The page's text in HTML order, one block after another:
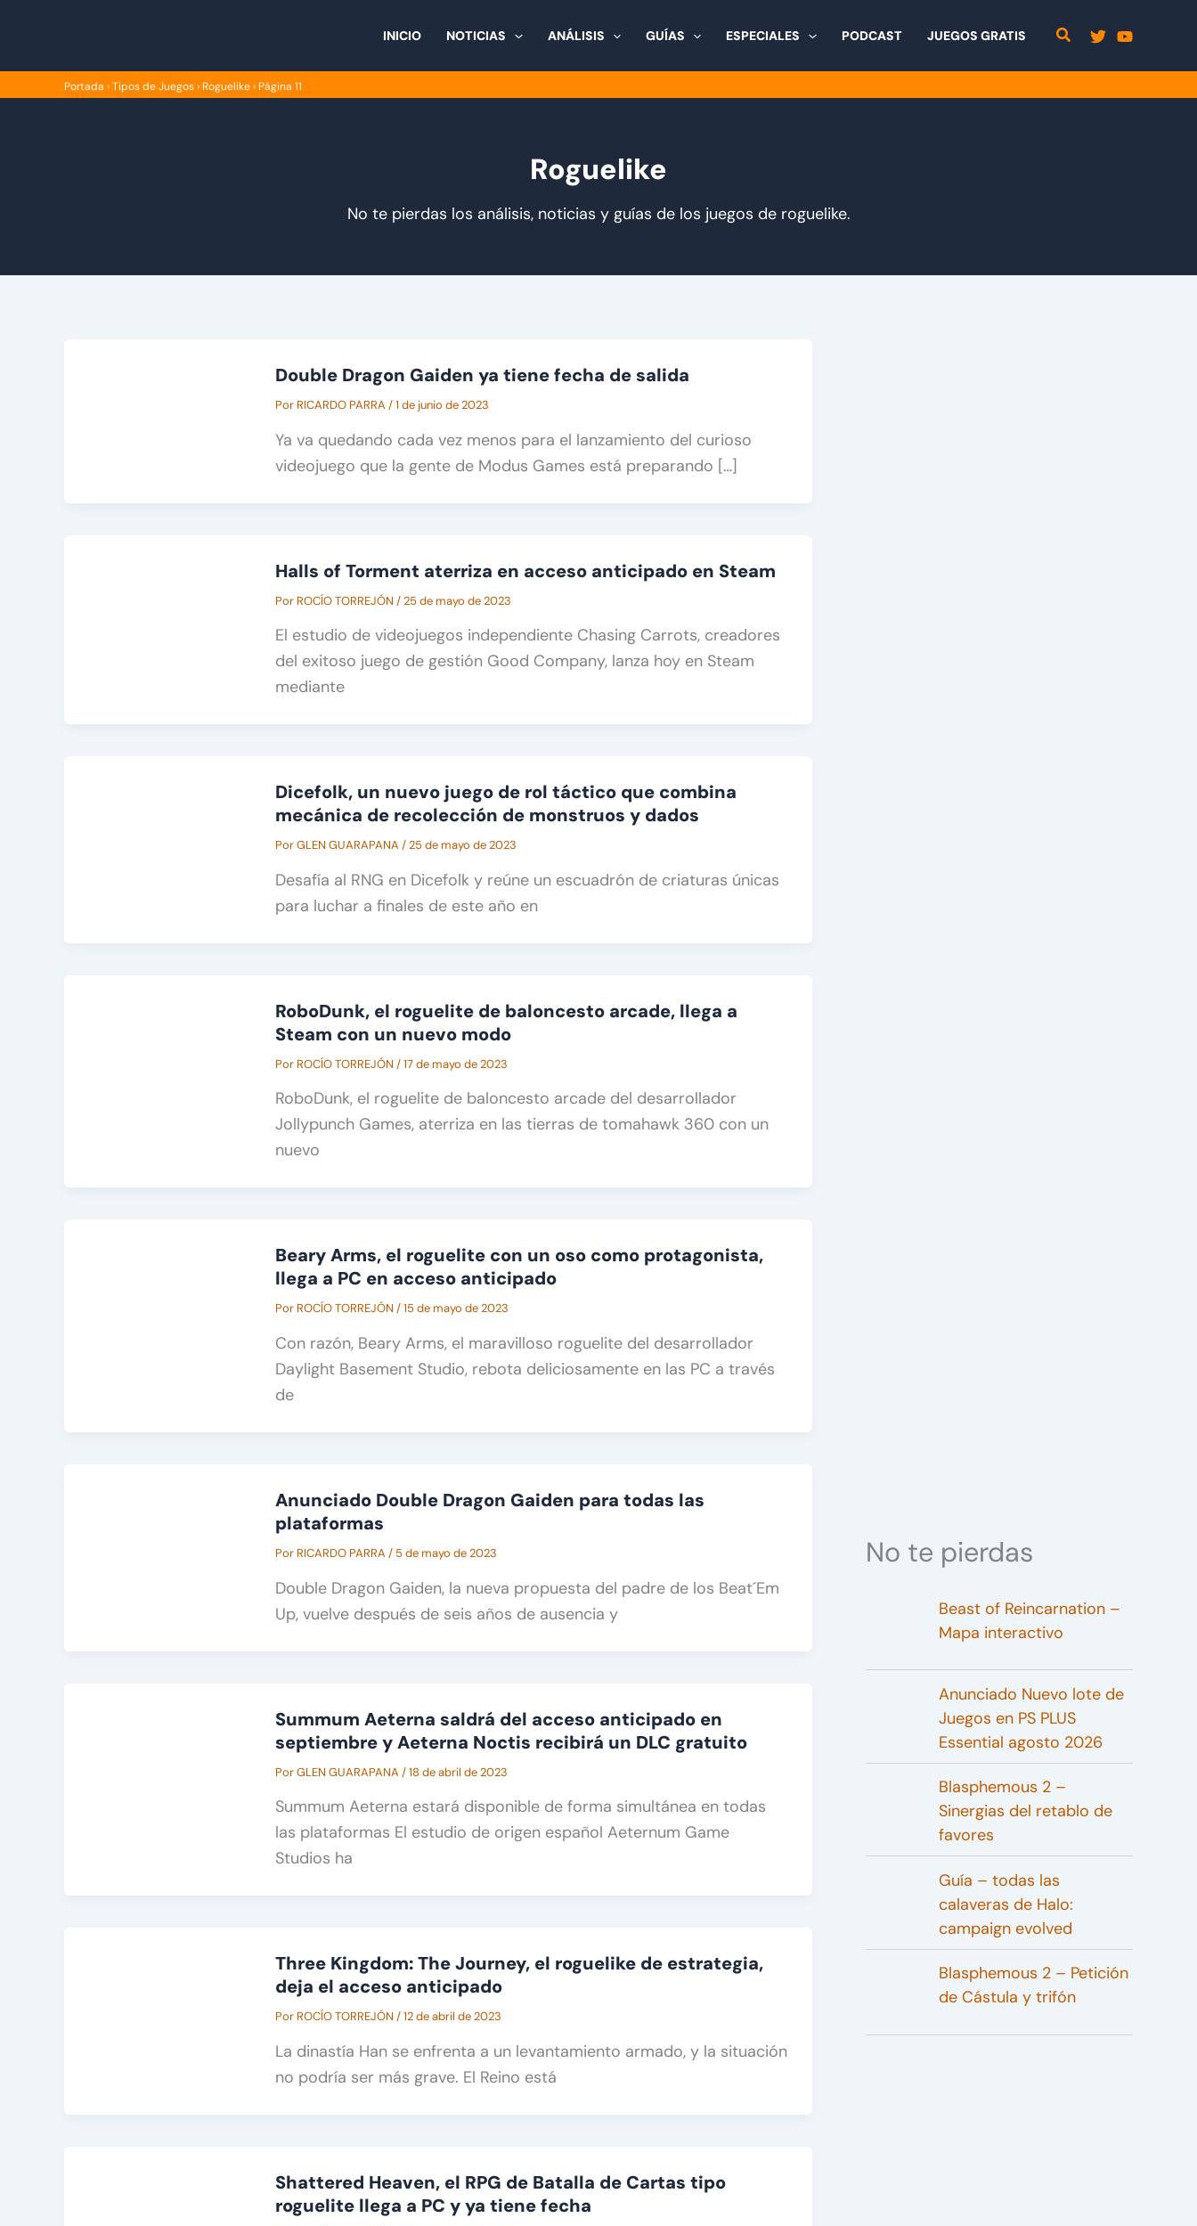
INICIO NOTICIAS ANÁLISIS GUÍAS ESPECIALES PODCAST JUEGOS GRATIS
Portada ›Tipos de Juegos›Roguelike›Página 11
Roguelike
No te pierdas los análisis, noticias y guías de los juegos de roguelike.
Double Dragon Gaiden ya tiene fecha de salida
Por RICARDO PARRA /1 de junio de 2023
Ya va quedando cada vez menos para el lanzamiento del curioso
videojuego que la gente de Modus Games está preparando […]
Halls of Torment aterriza en acceso anticipado en Steam
Por ROCÍO TORREJÓN /25 de mayo de 2023
El estudio de videojuegos independiente Chasing Carrots, creadores
del exitoso juego de gestión Good Company, lanza hoy en Steam
mediante
Dicefolk, un nuevo juego de rol táctico que combina
mecánica de recolección de monstruos y dados
PorGLEN GUARAPANA /25 de mayo de 2023
Desafía al RNG en Dicefolk y reúne un escuadrón de criaturas únicas
para luchar a finales de este año en
RoboDunk, el roguelite de baloncesto arcade, llega a
Steam con un nuevo modo
Por ROCÍO TORREJÓN /17 de mayo de 2023
RoboDunk, el roguelite de baloncesto arcade del desarrollador
Jollypunch Games, aterriza en las tierras de tomahawk 360 con un
nuevo
Beary Arms, el roguelite con un oso como protagonista,
llega a PC en acceso anticipado
Por ROCÍO TORREJÓN /15 de mayo de 2023
Con razón, Beary Arms, el maravilloso roguelite del desarrollador
Daylight Basement Studio, rebota deliciosamente en las PC a través
de
Anunciado Double Dragon Gaiden para todas las
plataformas
Por RICARDO PARRA / 5 de mayo de 2023
Double Dragon Gaiden, la nueva propuesta del padre de los Beat´Em
Up, vuelve después de seis años de ausencia y
Summum Aeterna saldrá del acceso anticipado en
septiembre y Aeterna Noctis recibirá un DLC gratuito
PorGLEN GUARAPANA /18 de abril de 2023
Summum Aeterna estará disponible de forma simultánea en todas
las plataformas El estudio de origen español Aeternum Game
Studios ha
Three Kingdom: The Journey, el roguelike de estrategia,
deja el acceso anticipado
Por ROCÍO TORREJÓN /12 de abril de 2023
La dinastía Han se enfrenta a un levantamiento armado, y la situación
no podría ser más grave. El Reino está
Shattered Heaven, el RPG de Batalla de Cartas tipo
roguelite llega a PC y ya tiene fecha
No te pierdas
Beast of Reincarnation –
Mapa interactivo
Anunciado Nuevo lote de
Juegos en PS PLUS
Essential agosto 2026
Blasphemous 2 –
Sinergias del retablo de
favores
Guía – todas las
calaveras de Halo:
campaign evolved
Blasphemous 2 – Petición
de Cástula y trifón